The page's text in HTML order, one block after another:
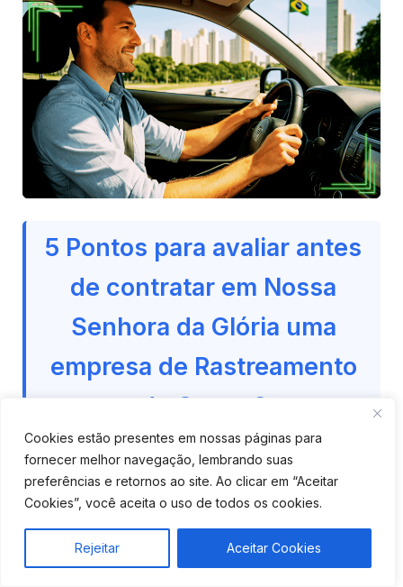
Cookies estão presentes em nossas páginas para
fornecer melhor navegação, lembrando suas
preferências e retornos ao site. Ao clicar em “Aceitar
Cookies”, você aceita o uso de todos os cookies.
Rejeitar Aceitar Cookies
5 Pontos para avaliar antes
de contratar em Nossa
Senhora da Glória uma
empresa de Rastreamento
de Carros?
Antes de sair fechando contrato com qualquer
empresa de rastreamento veicular em Nossa
Senhora da Glória, vale a pena olhar alguns
pontos que fazem toda a diferença no uso no dia a
dia. Nem sempre o mais barato é o melhor, e